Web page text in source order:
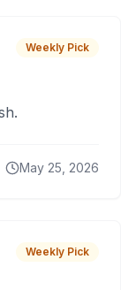
Weekly Pick
May 25, 2026
Weekly Pick